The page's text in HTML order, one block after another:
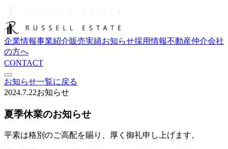
企業情報事業紹介販売実績お知らせ採用情報不動産仲介会社
の方へ
CONTACT
お知らせ一覧に戻る
2024.7.22お知らせ
夏季休業のお知らせ
平素は格別のご高配を賜り、厚く御礼申し上げます。